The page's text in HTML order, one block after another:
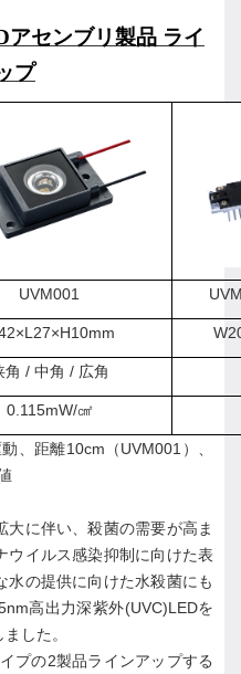
センブリ製品 ライ
プ
UVM001
×L27×H10mm
角 / 中角 / 広角
0.115mW/㎠
、距離10cm（UVM001）、
に伴い、殺菌の需要が高ま
ウイルス感染抑制に向けた表
水の提供に向けた水殺菌にも
高出力深紫外(UVC)LEDを
した。
プの2製品ラインアップする